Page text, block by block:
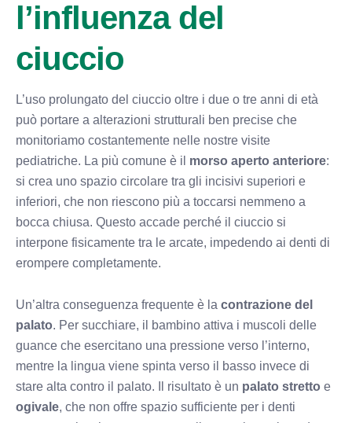
l’influenza del
ciuccio
L’uso prolungato del ciuccio oltre i due o tre anni di età
può portare a alterazioni strutturali ben precise che
monitoriamo costantemente nelle nostre visite
pediatriche. La più comune è il morso aperto anteriore:
si crea uno spazio circolare tra gli incisivi superiori e
inferiori, che non riescono più a toccarsi nemmeno a
bocca chiusa. Questo accade perché il ciuccio si
interpone fisicamente tra le arcate, impedendo ai denti di
erompere completamente.
Un’altra conseguenza frequente è la contrazione del
palato. Per succhiare, il bambino attiva i muscoli delle
guance che esercitano una pressione verso l’interno,
mentre la lingua viene spinta verso il basso invece di
stare alta contro il palato. Il risultato è un palato stretto e
ogivale, che non offre spazio sufficiente per i denti